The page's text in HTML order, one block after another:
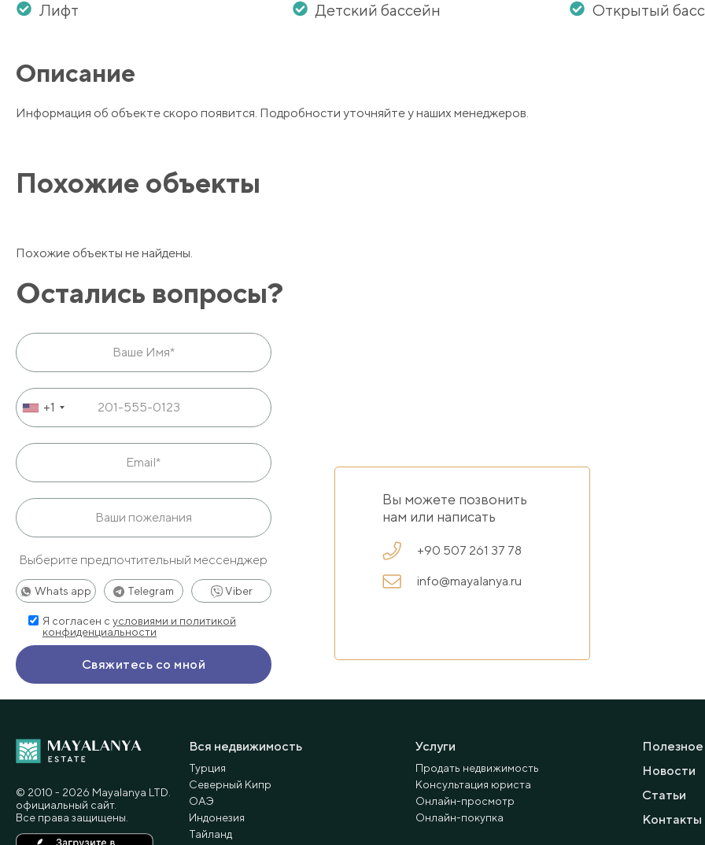
Лифт
Детский бассейн
Открытый
Описание
Информация об объекте скоро появится. Подробности уточняйте у наших менеджеров.
Похожие объекты
Похожие объекты не найдены.
Остались вопросы?
+1
Выберите предпочтительный мессенджер
Whats app Telegram Viber
Я согласен с условиями и политикой
конфиденциальности
Вы можете позвонить
нам или написать
+90 507 261 37 78
info@mayalanya.ru
Вся недвижимость
Турция
Северный Кипр
ОАЭ
Индонезия
Тайланд
Услуги
Продать недвижимость
Консультация юриста
Онлайн-просмотр
Онлайн-покупка
Полезное
Новости
Статьи
Контакты
© 2010 - 2026 Мayalanya LTD.
официальный сайт.
Все права защищены.